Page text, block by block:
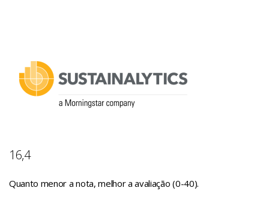
16,4
Quanto menor a nota, melhor a avaliação (0-40).